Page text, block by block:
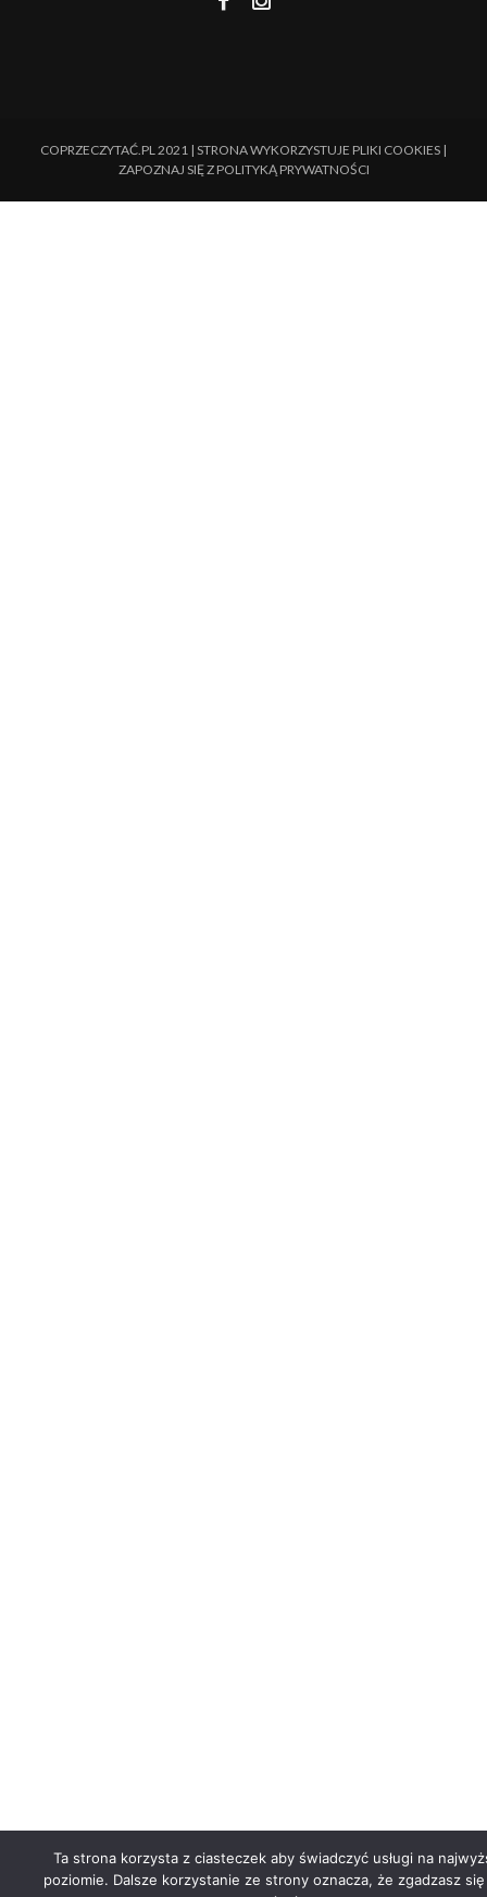
COPRZECZYTAĆ.PL 2021 | STRONA WYKORZYSTUJE PLIKI COOKIES |
ZAPOZNAJ SIĘ Z POLITYKĄ PRYWATNOŚCI
Ta strona korzysta z ciasteczek aby świadczyć usługi na
poziomie. Dalsze korzystanie ze strony oznacza, że zgadzasz